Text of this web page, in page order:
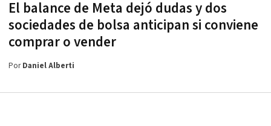
El balance de Meta dejó dudas y dos
sociedades de bolsa anticipan si conviene
comprar o vender
PorDaniel Alberti